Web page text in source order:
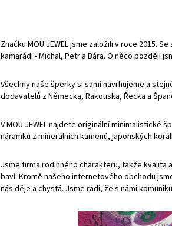
Značku MOU JEWEL jsme založili v roce 2015.
kamarádi - Michal, Petr a Bára. O něco později
Všechny naše šperky si sami navrhujeme a
dodavatelů z Německa, Rakouska, Řecka a
V MOU JEWEL najdete originální
náramků z minerálních kamenů, japonských
Jsme firma rodinného charakteru, takže kvalita
baví. Kromě našeho internetového obchodu
nás děje a chystá. Jsme rádi, že s námi